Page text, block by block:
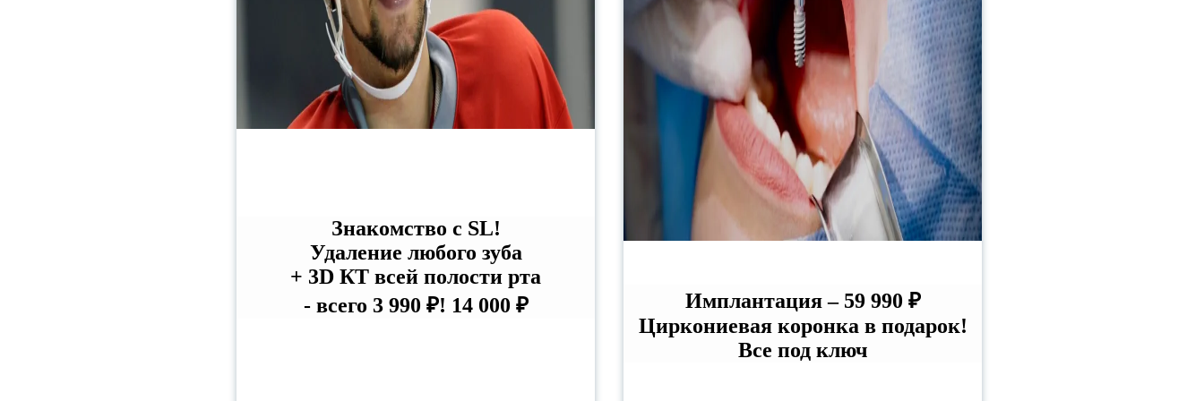
Знакомство с SL!
Удаление любого зуба
+ 3D КТ всей полости рта
- всего 3 990 ₽! 14 000 ₽
Имплантация – 59 990 ₽
Циркониевая коронка в подарок!
Все под ключ